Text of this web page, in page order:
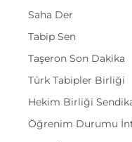
Saha Der
Tabip Sen
Taşeron Son Dakika
Türk Tabipler Birliği
Hekim Birliği
Öğrenim Durumu